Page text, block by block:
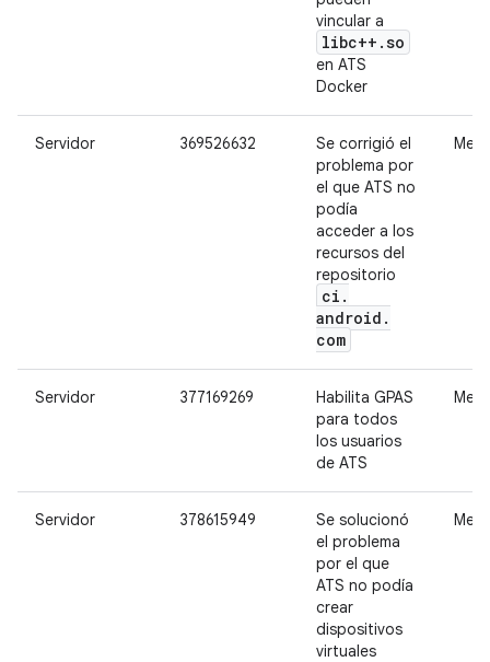
vincular a
libc++ .so
en ATS
Docker
Servidor 369526632
Se corrigió el
problema por
el que ATS no
podía
acceder a los
recursos del
repositorio
ci .
android .
com
Servidor 377169269
Habilita GPAS
para todos
los usuarios
de ATS
Servidor 378615949
Se solucionó
el problema
por el que
ATS no podía
crear
dispositivos
virtuales